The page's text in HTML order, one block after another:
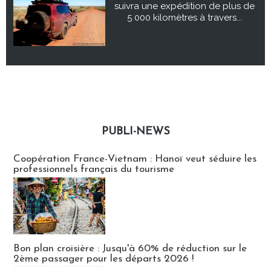
suivra une expédition de plus de
5 000 kilomètres à travers...
PUBLI-NEWS
Coopération France-Vietnam : Hanoï veut séduire les
professionnels français du tourisme
Bon plan croisière : Jusqu'à 60% de réduction sur le
2ème passager pour les départs 2026 !